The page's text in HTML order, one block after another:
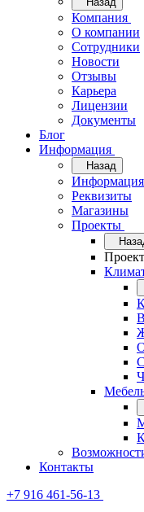
Компания
О компании
Сотрудники
Новости
Отзывы
Карьера
Лицензии
Документы
Блог
Информация
Назад
Информация
Реквизиты
Магазины
Проекты
Контакты
+7 916 461-56-13